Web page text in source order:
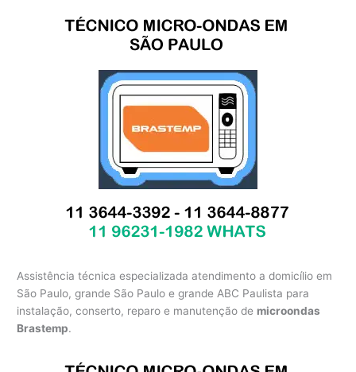
Assistência técnica especializada atendimento a domicílio em
São Paulo, grande São Paulo e grande ABC Paulista para
instalação, conserto, reparo e manutenção de microondas
Brastemp.